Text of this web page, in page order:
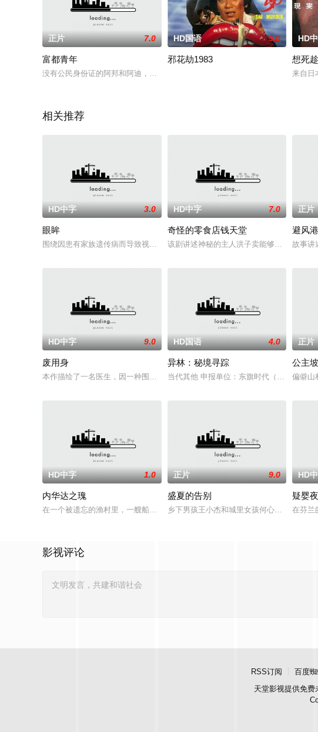
正片 7.0
富都青年
没有公民身份证的阿邦和阿迪，在混杂外劳聚居的富都老社区里苟且偷生。他们
HD国语 5.0
邪花劫1983
HD
想死
来自日
相关推荐
HD中字 3.0
眼眸
围绕因患有家族遗传病而导致视力逐渐丧失的摄影师瑞真展开。在面对跨越视力
HD中字 7.0
奇怪的零食店钱天堂
该剧讲述神秘的主人洪子卖能够实现人们愿
正片
避风
故事讲
HD中字 9.0
废用身
本作描绘了一名医生，因一种围绕“废用身”——因瘫痪等原因已无恢复可能的四肢
HD国语 4.0
异林：秘境寻踪
当代其他 申报单位：东旗时代（北京）影视
正片
公主
偏僻山
HD中字 1.0
内华达之瑰
在一个被遗忘的渔村里，一艘船神秘地出现在旧港口。“内华达之瑰”号三十年前曾
正片 9.0
盛夏的告别
乡下男孩王小杰和城里女孩何心琪都有着复
HD
疑婴
在芬兰
影视评论
RSS订阅 百度
天堂影视提供免费